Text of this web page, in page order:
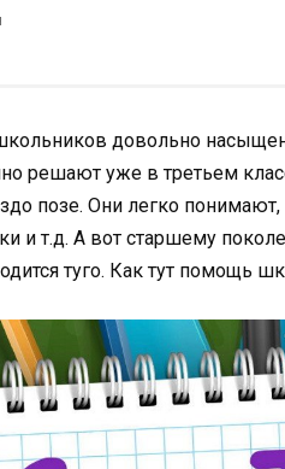
довольно
решают уже в третьем
позе. Они легко
и т.д. А вот старшему
туго. Как тут помощь